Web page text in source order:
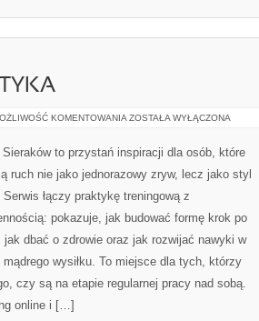
KOMENTOWANIA KONTUZJE
ZOSTAŁA WYŁĄCZONA
to przystań inspiracji dla osób, które
ruch nie jako jednorazowy zryw, lecz jako styl
łączy praktykę treningową z
pokazuje, jak budować formę krok po
jak dbać o zdrowie oraz jak rozwijać nawyki w
mądrego wysiłku. To miejsce dla tych, którzy
czy są na etapie regularnej pracy nad sobą.
online i […]